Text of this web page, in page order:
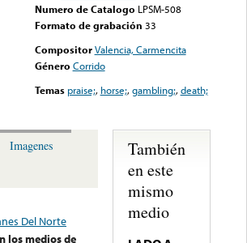
Numero de Catalogo LPSM-508
Formato de grabación 33
Compositor Valencia, Carmencita
Género Corrido
Temas praise;, horse;,gambling;,death;
Imagenes
Del Norte
los medios de
También
en este
mismo
medio